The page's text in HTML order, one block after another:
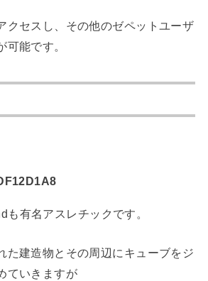
クセスし、その他のゼペットユーザ
可能です。
も有名アスレチックです。
た建造物とその周辺にキューブをジ
ていきますが